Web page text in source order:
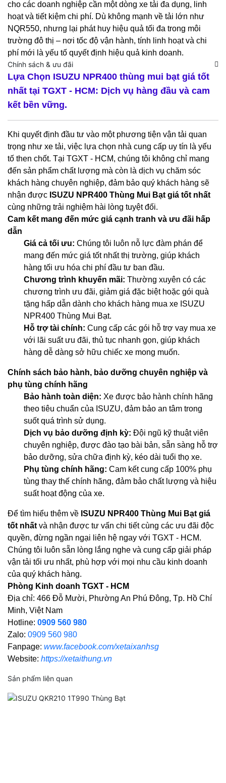
cho các doanh nghiệp cần một dòng xe tải đa dụng, linh
hoạt và tiết kiệm chi phí. Dù không mạnh về tải lớn như
NQR550, nhưng lại phát huy hiệu quả tối đa trong môi
trường đô thị – nơi tốc độ vận hành, tính linh hoạt và chi
phí mới là yếu tố quyết định hiệu quả kinh doanh.
Chính sách & ưu đãi
Lựa Chọn ISUZU NPR400 thùng mui bạt giá tốt
nhất tại TGXT - HCM: Dịch vụ hàng đầu và cam
kết bền vững.
Khi quyết định đầu tư vào một phương tiện vận tải quan
trọng như xe tải, việc lựa chọn nhà cung cấp uy tín là yếu
tố then chốt. Tại TGXT - HCM, chúng tôi không chỉ mang
đến sản phẩm chất lượng mà còn là dịch vụ chăm sóc
khách hàng chuyên nghiệp, đảm bảo quý khách hàng sẽ
nhận được ISUZU NPR400 Thùng Mui Bạt giá tốt nhất
cùng những trải nghiệm hài lòng tuyệt đối.
Cam kết mang đến mức giá cạnh tranh và ưu đãi hấp
dẫn
Giá cả tối ưu: Chúng tôi luôn nỗ lực đàm phán để
mang đến mức giá tốt nhất thị trường, giúp khách
hàng tối ưu hóa chi phí đầu tư ban đầu.
Chương trình khuyến mãi: Thường xuyên có các
chương trình ưu đãi, giảm giá đặc biệt hoặc gói quà
tặng hấp dẫn dành cho khách hàng mua xe ISUZU
NPR400 Thùng Mui Bạt.
Hỗ trợ tài chính: Cung cấp các gói hỗ trợ vay mua xe
với lãi suất ưu đãi, thủ tục nhanh gọn, giúp khách
hàng dễ dàng sở hữu chiếc xe mong muốn.
Chính sách bảo hành, bảo dưỡng chuyên nghiệp và
phụ tùng chính hãng
Bảo hành toàn diện: Xe được bảo hành chính hãng
theo tiêu chuẩn của ISUZU, đảm bảo an tâm trong
suốt quá trình sử dụng.
Dịch vụ bảo dưỡng định kỳ: Đội ngũ kỹ thuật viên
chuyên nghiệp, được đào tạo bài bản, sẵn sàng hỗ trợ
bảo dưỡng, sửa chữa định kỳ, kéo dài tuổi thọ xe.
Phụ tùng chính hãng: Cam kết cung cấp 100% phụ
tùng thay thế chính hãng, đảm bảo chất lượng và hiệu
suất hoạt động của xe.
Để tìm hiểu thêm về ISUZU NPR400 Thùng Mui Bạt giá
tốt nhất và nhận được tư vấn chi tiết cùng các ưu đãi độc
quyền, đừng ngần ngại liên hệ ngay với TGXT - HCM.
Chúng tôi luôn sẵn lòng lắng nghe và cung cấp giải pháp
vận tải tối ưu nhất, phù hợp với mọi nhu cầu kinh doanh
của quý khách hàng.
Phòng Kinh doanh TGXT - HCM
Địa chỉ: 466 Đỗ Mười, Phường An Phú Đông, Tp. Hồ Chí
Minh, Việt Nam
Hotline: 0909 560 980
Zalo: 0909 560 980
Fanpage: www.facebook.com/xetaixanhsg
Website: https://xetaithung.vn
Sản phẩm liên quan